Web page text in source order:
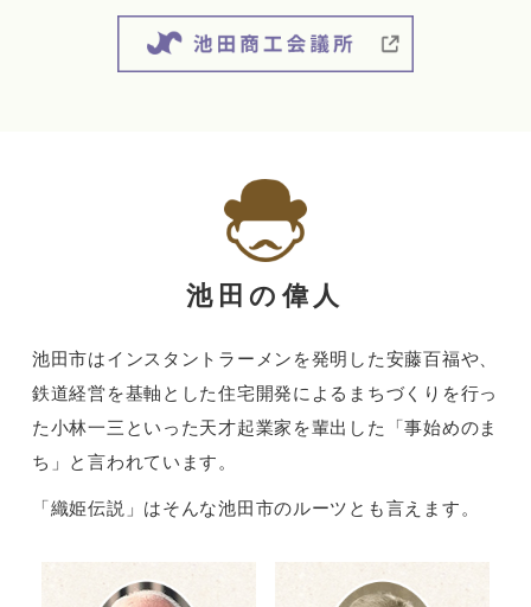
池田の偉人
池田市はインスタントラーメンを発明した安藤百福や、
鉄道経営を基軸とした住宅開発によるまちづくりを行っ
た小林一三といった天才起業家を輩出した
「事始めのま
ち」と言われています。
「織姫伝説」はそんな池田市のルーツとも言えます。